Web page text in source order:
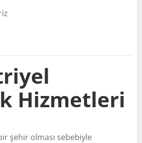
Hizmetleri
şehir olması sebebiyle